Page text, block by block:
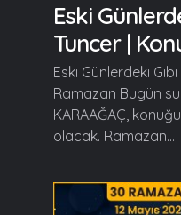
Eski
Tuncer |
Eski Günlerdeki
Ramazan Bugün
KARAAĞAÇ,
olacak. Ramazan...